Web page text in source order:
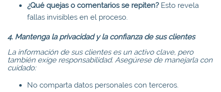
¿Qué quejas o comentarios se repiten?Esto revela
fallas invisibles en el proceso.
4. Mantenga la privacidad y la confianza de sus clientes
La información de sus clientes es un activo clave, pero
también exige responsabilidad. Asegúrese de manejarla con
cuidado:
No comparta datos personales con terceros.